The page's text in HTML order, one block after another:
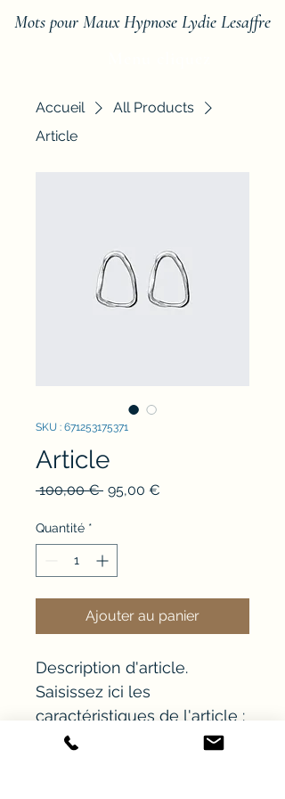
Mots pour Maux Hypnose Lydie Lesaffre
Accueil
All Products
Article
SKU : 671253175371
Article
100,00 € Prix
95,00 €
Quantité *
Ajouter au panier
Description d'article.
Saisissez ici les
caractéristiques de l'article :
taille, matière et autres